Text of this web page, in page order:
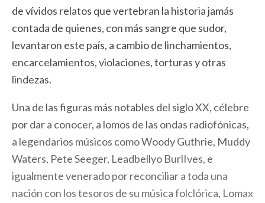
de vívidos relatos que vertebran la historia jamás
contada de quienes, con más sangre que sudor,
levantaron este país, a cambio de linchamientos,
encarcelamientos, violaciones, torturas y otras
lindezas.
Una de las figuras más notables del siglo XX, célebre
por dar a conocer, a lomos de las ondas radiofónicas,
a legendarios músicos como Woody Guthrie, Muddy
Waters, Pete Seeger, Leadbellyo BurlIves, e
igualmente venerado por reconciliar a toda una
nación con los tesoros de su música folclórica, Lomax